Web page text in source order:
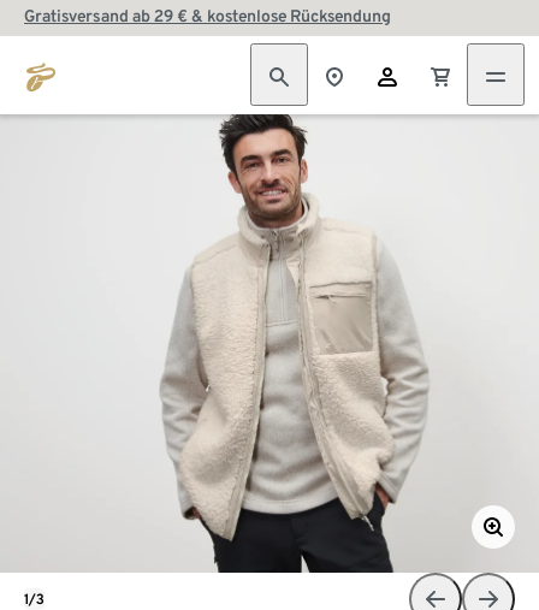
Gratisversand ab 29 € & kostenlose Rücksendung
1/3